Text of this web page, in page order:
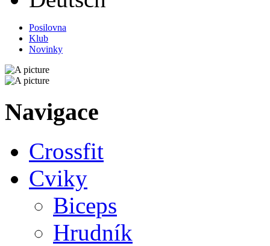
Posilovna
Klub
Novinky
Navigace
Crossfit
Cviky
Biceps
Hrudník